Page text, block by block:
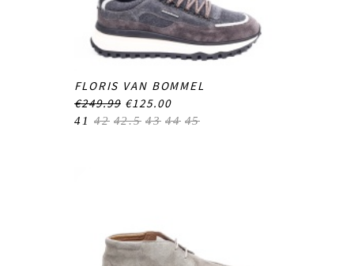
FLORIS VAN BOMMEL
€249.99 €125.00
41 42 42.5 43 44 45